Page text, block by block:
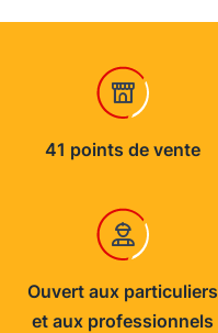
41 points de vente
Ouvert aux particuliers
et aux professionnels